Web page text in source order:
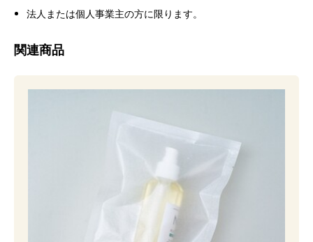
法人または個人事業主の方に限ります。
関連商品